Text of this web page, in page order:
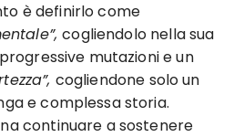
è definirlo come
cogliendolo nella sua
mutazioni e un
cogliendone solo un
e complessa storia.
continuare a sostenere